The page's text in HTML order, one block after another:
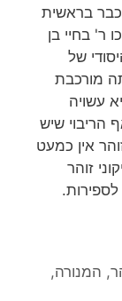
בראשית
ר' בחיי בן
של
מורכבת
עשויה
שיש
אין כמעט
זוהר
, המנורה,